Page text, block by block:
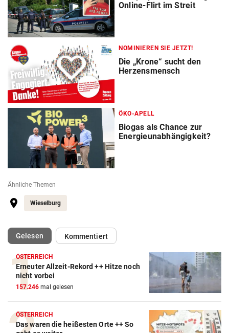
Online-Flirt im Streit
NOMINIEREN SIE JETZT!
Die „Krone“ sucht den
Herzensmensch
ÖKO-APELL
Biogas als Chance zur
Energieunabhängigkeit?
Ähnliche Themen
Wieselburg
Gelesen(ausgewählt)Kommentiert
ÖSTERREICH
Erneuter Allzeit-Rekord ++ Hitze noch
nicht vorbei
157.246 mal gelesen
ÖSTERREICH
Das waren die heißesten Orte ++ So